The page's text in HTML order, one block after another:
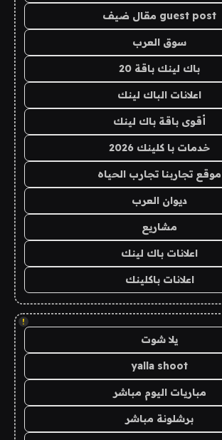
guest post مقال ضيف
سوق العرب
باك لينك باقة 20
اعلانات الباك لينك
أقوى باقة باك لينك
خدمات با كلينك 2026
موقع تجاربنا تجارب الحياه
ديوان العرب
مشاريع
اعلانات باك لينك
اعلانات باكلينك
!
يلا شوت
yalla shoot
مباريات اليوم مباشر
برشلونة مباشر